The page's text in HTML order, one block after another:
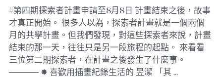
#第四期探索者計畫申請至8月8日 計畫結束之後，故事
才真正開始。 很多人以為，探索者計畫就是一個兩個
月的共學計畫。但我們發現，對這些探索者來說，計畫
結束的那一天，往往只是另一段旅程的起點。 來看看
三位第二期探索者，在計畫之後發生了什麼事。
───── ✸ 喜歡用插畫紀錄生活的 昱潔 「其 …